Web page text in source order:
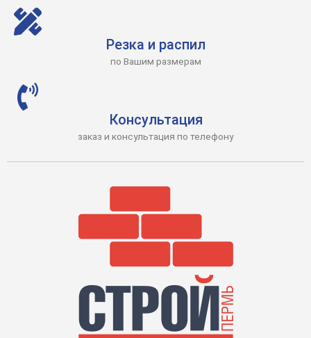
Резка и распил
по Вашим размерам
Консультация
заказ и консультация по телефону